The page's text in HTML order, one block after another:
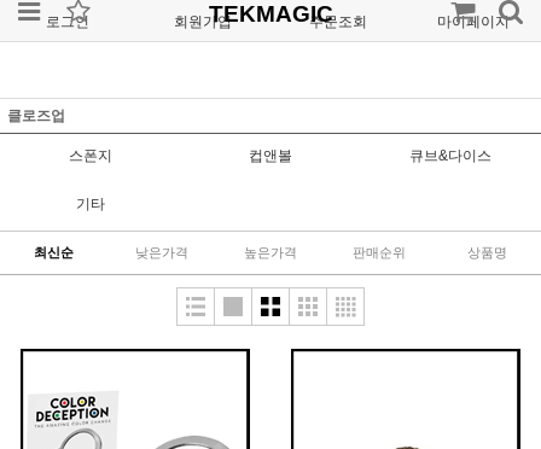
로그인 회원가입 주문조회 마이페이지
TEKMAGIC
클로즈업
스폰지 컵앤볼 큐브&다이스
기타
최신순 낮은가격 높은가격 판매순위 상품명